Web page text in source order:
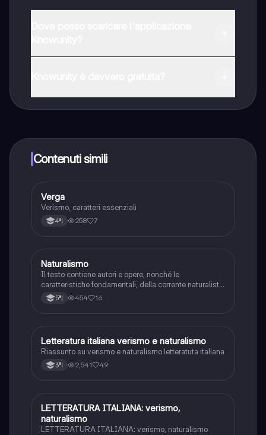
Knowunity Premium, che consente di studiare senza
alcun limite!!
Contenuti simili
Italiano
Verga
Verismo, caratteri essenziali
4ªl 258 7
Italiano
Naturalismo
Il testo contiene autori e opere, nonché le
caratteristiche fondamentali, della corrente naturalista.
Il file è integrato con appunti presi a lezione
5ªl 454 16
Italiano
Letteratura italiana verismo e naturalismo
Riassunto su verismo e naturalismo letteratuta italiana
3ªl 2,541 49
Italiano
LETTERATURA ITALIANA: verismo,
naturalismo
LETTERATURA ITALIANA: verismo, naturalismo